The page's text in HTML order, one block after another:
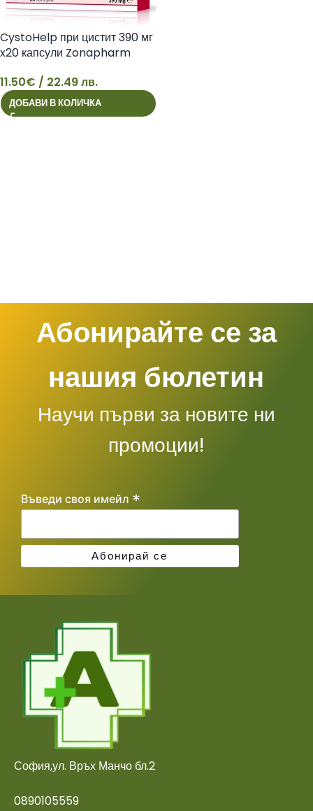
11
CystoHelp при цистит 390 мг
x20 капсули Zonapharm
11.50€ / 22.49 лв.
ДОБАВИ В КОЛИЧКА
Абонирайте се за
нашия бюлетин
Научи първи за новите ни
промоции!
Въведи своя имейл *
София,ул. Връх Манчо бл.2
0890105559